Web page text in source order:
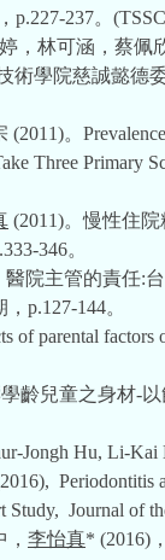
p.227-237。
，林可涵，蔡佩
術學院慈誠懿德
。
Three
(2011)。慢性住
346。
醫院主管的責任:
p.127-144。
of parental
學齡兒童之身材-
Jongh Hu, Li-
Periodontitis
Study, Journal of
李怡真* (2016)